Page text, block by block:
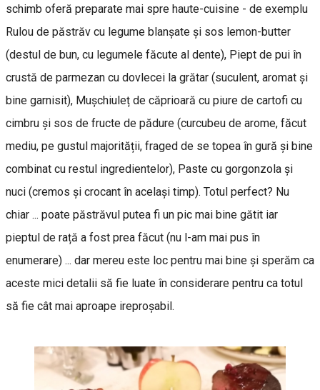
schimb oferă preparate mai spre haute-cuisine - de exemplu
Rulou de păstrăv cu legume blanșate și sos lemon-butter
(destul de bun, cu legumele făcute al dente), Piept de pui în
crustă de parmezan cu dovlecei la grătar (suculent, aromat și
bine garnisit), Mușchiuleț de căprioară cu piure de cartofi cu
cimbru și sos de fructe de pădure (curcubeu de arome, făcut
mediu, pe gustul majorității, fraged de se topea în gură și bine
combinat cu restul ingredientelor), Paste cu gorgonzola și
nuci (cremos și crocant în același timp). Totul perfect? Nu
chiar ... poate păstrăvul putea fi un pic mai bine gătit iar
pieptul de rață a fost prea făcut (nu l-am mai pus în
enumerare) ... dar mereu este loc pentru mai bine și sperăm ca
aceste mici detalii să fie luate în considerare pentru ca totul
să fie cât mai aproape ireproșabil.